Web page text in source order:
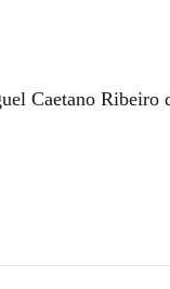
Caetano Ribeiro